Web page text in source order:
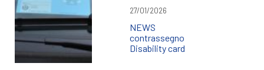
27/01/2026
NEWS
contrassegno
Disability card